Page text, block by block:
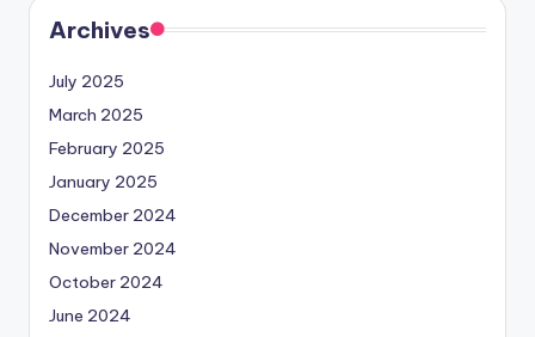
Archives
July 2025
March 2025
February 2025
January 2025
December 2024
November 2024
October 2024
June 2024